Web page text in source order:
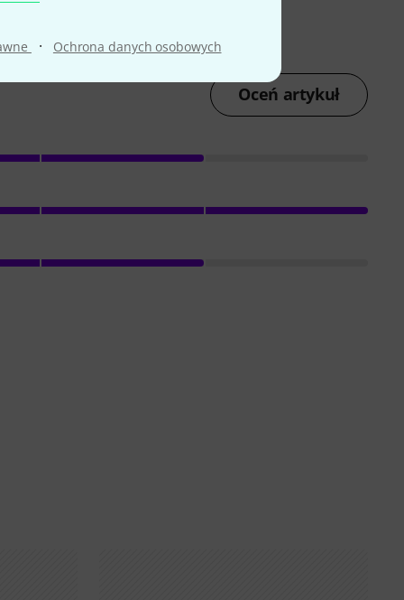
· Ochrona danych osobowych
Oceń artykuł